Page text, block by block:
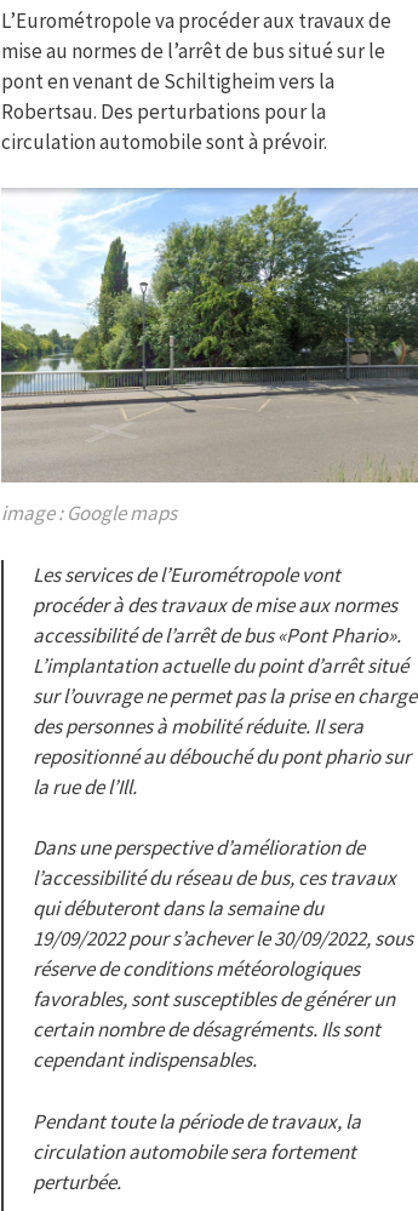
L’Eurométropole va procéder aux travaux de
mise au normes de l’arrêt de bus situé sur le
pont en venant de Schiltigheim vers la
Robertsau. Des perturbations pour la
circulation automobile sont à prévoir.
image : Google maps
Les services de l’Eurométropole vont
procéder à des travaux de mise aux normes
accessibilité de l’arrêt de bus «Pont Phario».
L’implantation actuelle du point d’arrêt situé
sur l’ouvrage ne permet pas la prise en charge
des personnes à mobilité réduite. Il sera
repositionné au débouché du pont phario sur
la rue de l’Ill.
Dans une perspective d’amélioration de
l’accessibilité du réseau de bus, ces travaux
qui débuteront dans la semaine du
19/09/2022 pour s’achever le 30/09/2022, sous
réserve de conditions météorologiques
favorables, sont susceptibles de générer un
certain nombre de désagréments. Ils sont
cependant indispensables.
Pendant toute la période de travaux, la
circulation automobile sera fortement
perturbée.